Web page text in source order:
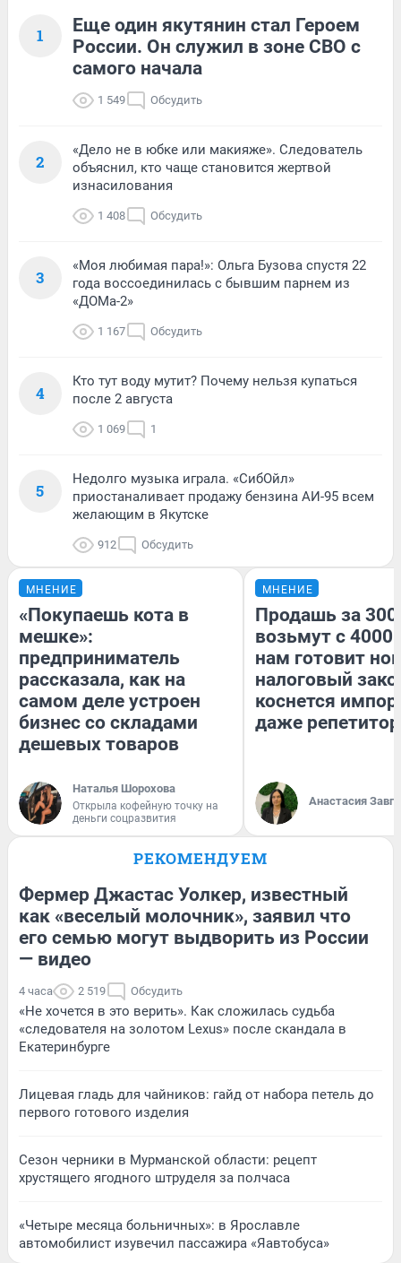
1
Еще один якутянин стал Героем
России. Он служил в зоне СВО с
самого начала
1 549 Обсудить
2
«Дело не в юбке или макияже». Следователь
объяснил, кто чаще становится жертвой
изнасилования
1 408 Обсудить
3
«Моя любимая пара!»: Ольга Бузова спустя 22
года воссоединилась с бывшим парнем из
«ДОМа-2»
1 167 Обсудить
4
Кто тут воду мутит? Почему нельзя купаться
после 2 августа
1 069 1
5
Недолго музыка играла. «СибОйл»
приостаналивает продажу бензина АИ-95 всем
желающим в Якутске
912 Обсудить
МНЕНИЕ
«Покупаешь кота в
мешке»:
предприниматель
рассказала, как на
самом деле устроен
бизнес со складами
дешевых товаров
Наталья Шорохова
Открыла кофейную точку на
деньги соцразвития
МНЕНИЕ
Продашь за
возьмут с
нам готовит
налоговый
коснется
даже
Анастасия
РЕКОМЕНДУЕМ
Фермер Джастас Уолкер, известный
как «веселый молочник», заявил что
его семью могут выдворить из России
— видео
4 часа 2 519 Обсудить
«Не хочется в это верить». Как сложилась судьба
«следователя на золотом Lexus» после скандала в
Екатеринбурге
Лицевая гладь для чайников: гайд от набора петель до
первого готового изделия
Сезон черники в Мурманской области: рецепт
хрустящего ягодного штруделя за полчаса
«Четыре месяца больничных»: в Ярославле
автомобилист изувечил пассажира «Яавтобуса»